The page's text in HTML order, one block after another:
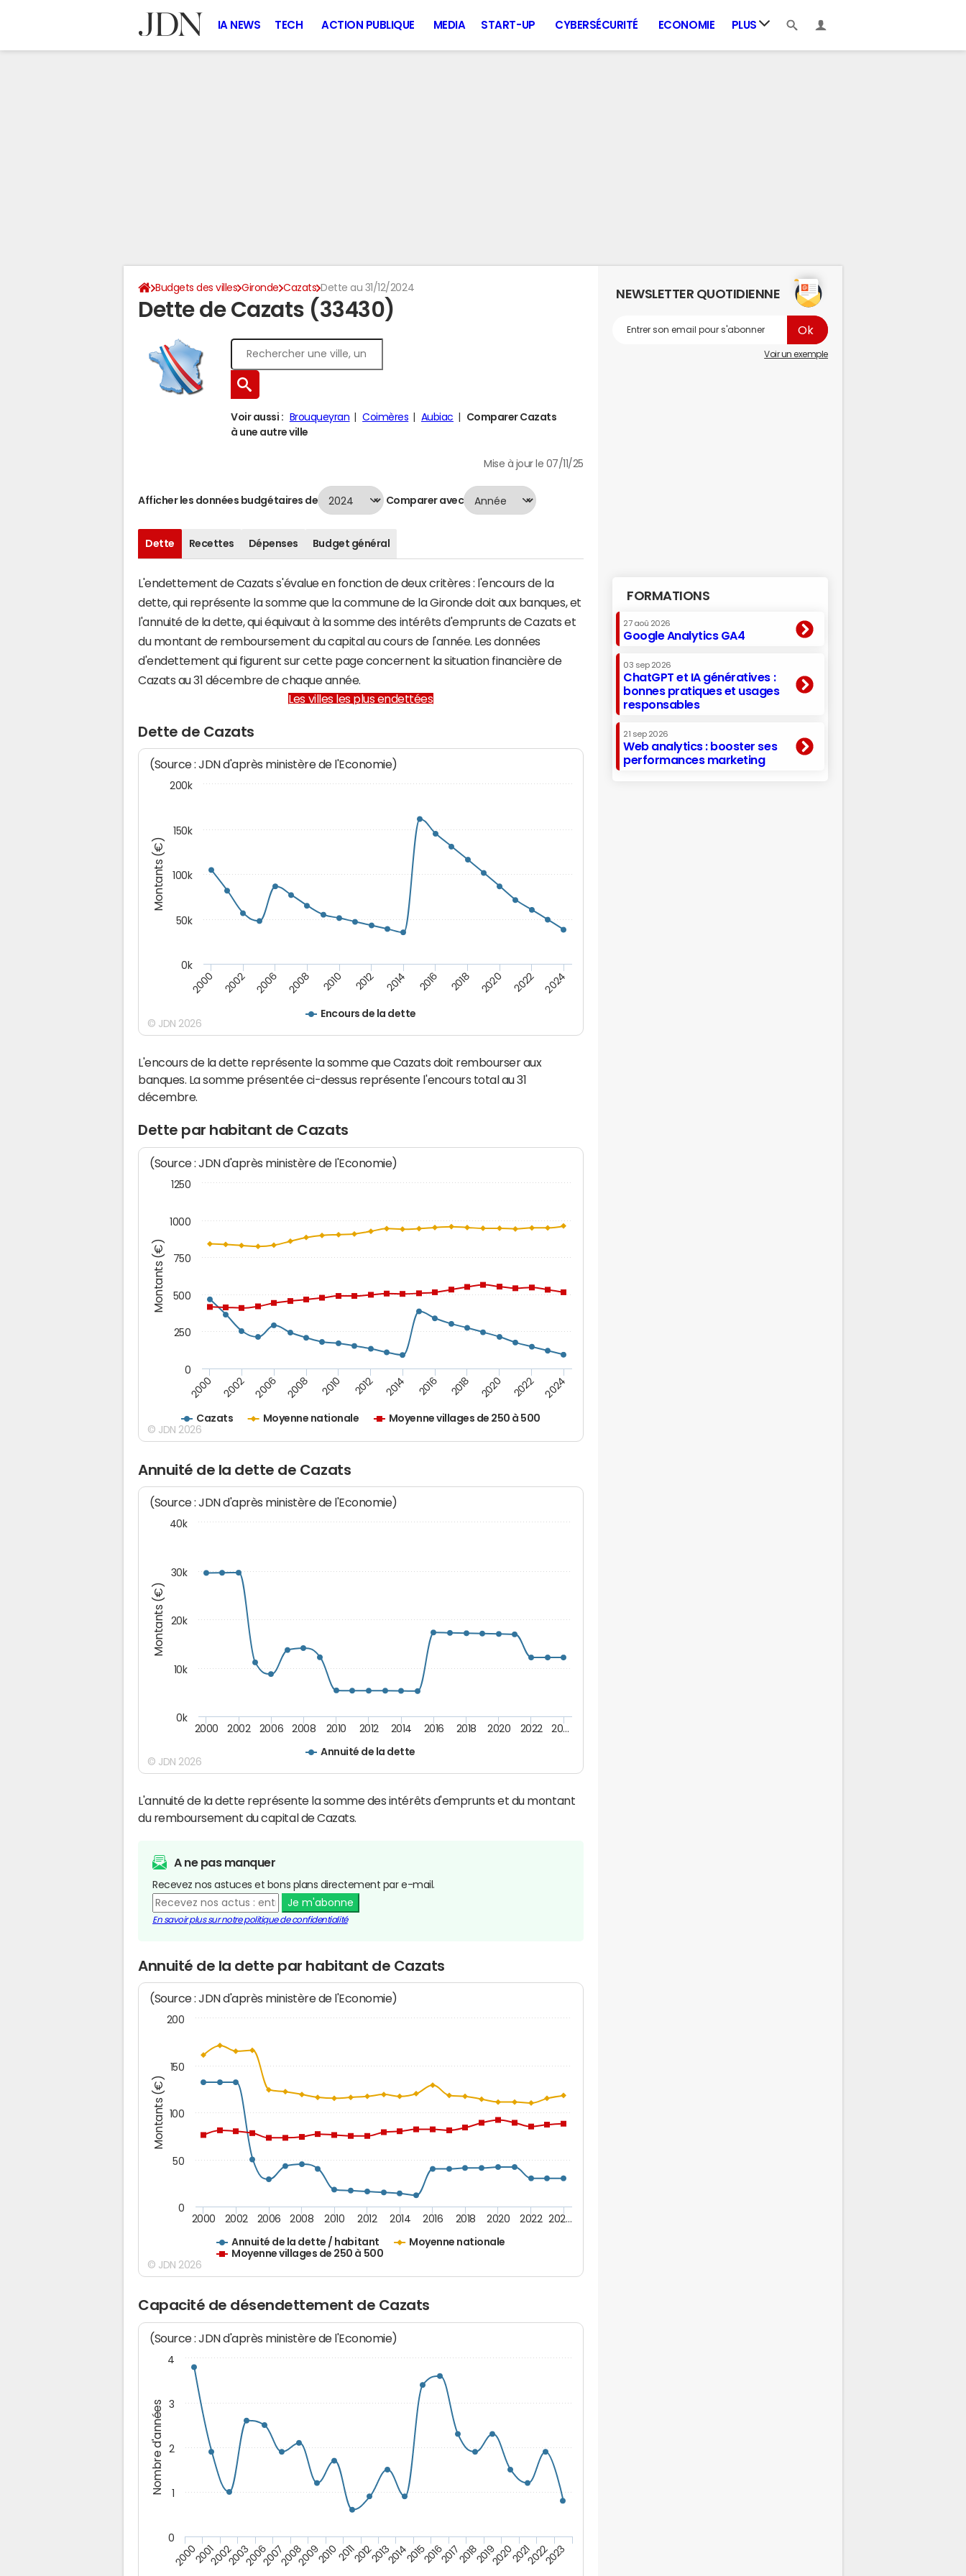
IA NEWS TECH ACTION PUBLIQUE MEDIA START-UP CYBERSÉCURITÉ ECONOMIE PLUS
Budgets des villes Gironde Cazats Dette au 31/12/2024
Dette de Cazats (33430)
Voir aussi : Brouqueyran Coimères Aubiac
Comparer Cazats
à une autre ville
Mise à jour le 07/11/25
Afficher les données budgétaires de Comparer avec
Dette Recettes Dépenses Budget général
L'endettement de Cazats s'évalue en fonction de deux critères : l'encours de la
dette, qui représente la somme que la commune de la Gironde doit aux banques, et
l'annuité de la dette, qui équivaut à la somme des intérêts d'emprunts de Cazats et
du montant de remboursement du capital au cours de l'année. Les données
d'endettement qui figurent sur cette page concernent la situation financière de
Cazats au 31 décembre de chaque année.
Les villes les plus endettées
Dette de Cazats
Montants (€)
(Source : JDN d'après ministère de l'Economie)
Encours de la dette
2000 2002 2006 2008 2010 2012 2014 2016 2018 2020 2022 2024
50k
100k
150k
0k
200k
© JDN 2026
L'encours de la dette représente la somme que Cazats doit rembourser aux
banques. La somme présentée ci-dessus représente l'encours total au 31
décembre.
Dette par habitant de Cazats
Montants (€)
(Source : JDN d'après ministère de l'Economie)
Cazats Moyenne nationale Moyenne villages de 250 à 500
2000 2002 2006 2008 2010 2012 2014 2016 2018 2020 2022 2024
0
250
500
750
1000
1250
© JDN 2026
Annuité de la dette de Cazats
Montants (€)
(Source : JDN d'après ministère de l'Economie)
Annuité de la dette
2000 2002 2006 2008 2010 2012 2014 2016 2018 2020 2022 20…
0k
10k
20k
30k
40k
© JDN 2026
L'annuité de la dette représente la somme des intérêts d'emprunts et du montant
du remboursement du capital de Cazats.
A ne pas manquer
Recevez nos astuces et bons plans directement par e-mail.
Je m'abonne
En savoir plus sur notre politique de confidentialité
Annuité de la dette par habitant de Cazats
Montants (€)
(Source : JDN d'après ministère de l'Economie)
Annuité de la dette / habitant
Moyenne nationale
Moyenne villages de 250 à 500
2000 2002 2006 2008 2010 2012 2014 2016 2018 2020 2022 202…
0
50
100
150
200
© JDN 2026
Capacité de désendettement de Cazats
Nombre d'années
(Source : JDN d'après ministère de l'Economie)
2000200120022003200620072008200920102011201220132014201520162017201820192020202120222023
0
1
2
3
4
NEWSLETTER QUOTIDIENNE
Voir un exemple
FORMATIONS
27 aoû 2026
Google Analytics GA4
03 sep 2026
ChatGPT et IA génératives :
bonnes pratiques et usages
responsables
21 sep 2026
Web analytics : booster ses
performances marketing